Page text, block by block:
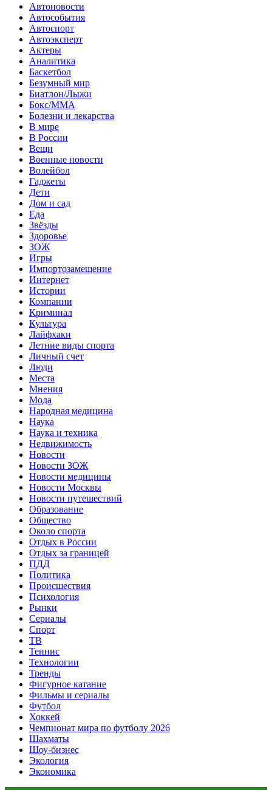
Автоновости
Автособытия
Автоспорт
Автоэксперт
Актеры
Аналитика
Баскетбол
Безумный мир
Биатлон/Лыжи
Бокс/MMA
Болезни и лекарства
В мире
В России
Вещи
Военные новости
Волейбол
Гаджеты
Дети
Дом и сад
Еда
Звёзды
Здоровье
ЗОЖ
Игры
Импортозамещение
Интернет
Истории
Компании
Криминал
Культура
Лайфхаки
Летние виды спорта
Личный счет
Люди
Места
Мнения
Мода
Народная медицина
Наука
Наука и техника
Недвижимость
Новости
Новости ЗОЖ
Новости медицины
Новости Москвы
Новости путешествий
Образование
Общество
Около спорта
Отдых в России
Отдых за границей
ПДД
Политика
Происшествия
Психология
Рынки
Сериалы
Спорт
ТВ
Теннис
Технологии
Тренды
Фигурное катание
Фильмы и сериалы
Футбол
Хоккей
Чемпионат мира по футболу 2026
Шахматы
Шоу-бизнес
Экология
Экономика